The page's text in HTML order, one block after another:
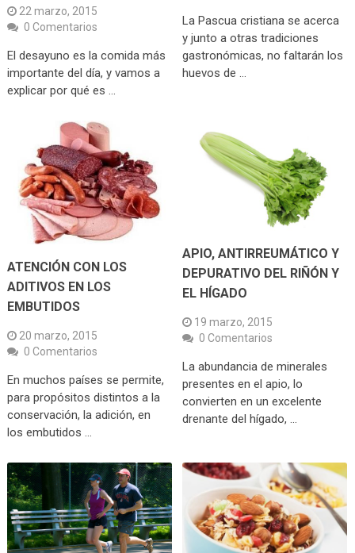
22 marzo, 2015
0 Comentarios
El desayuno es la comida más
importante del día, y vamos a
explicar por qué es …
La Pascua cristiana se acerca
y junto a otras tradiciones
gastronómicas, no faltarán los
huevos de …
ATENCIÓN CON LOS
ADITIVOS EN LOS
EMBUTIDOS
20 marzo, 2015
0 Comentarios
En muchos países se permite,
para propósitos distintos a la
conservación, la adición, en
los embutidos …
APIO, ANTIRREUMÁTICO Y
DEPURATIVO DEL RIÑÓN Y
EL HÍGADO
19 marzo, 2015
0 Comentarios
La abundancia de minerales
presentes en el apio, lo
convierten en un excelente
drenante del hígado, …